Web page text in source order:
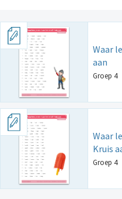
Waar
aan
Groep 4
Waar
Kruis
Groep 4